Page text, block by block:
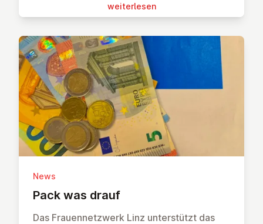
wei­ter­le­sen
News
Pack was drauf
Das Frauennetzwerk Linz unterstützt das